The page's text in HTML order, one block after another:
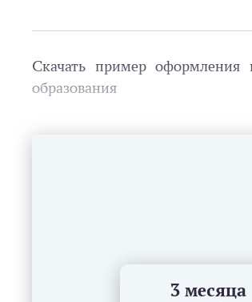
Скачать пример оформления
образования
3 месяца